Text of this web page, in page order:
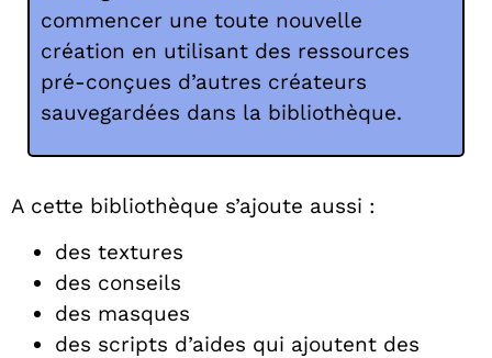
commencer une toute nouvelle
création en utilisant des ressources
pré-conçues d’autres créateurs
sauvegardées dans la bibliothèque.
A cette bibliothèque s’ajoute aussi :
des textures
des conseils
des masques
des scripts d’aides qui ajoutent des